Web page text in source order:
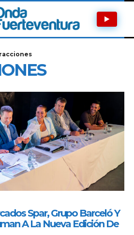
Spar, Grupo Barceló Y
A La Nueva Edición De